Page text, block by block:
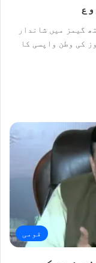
گیمز میں شاندار
کی وطن واپسی کا
قومی